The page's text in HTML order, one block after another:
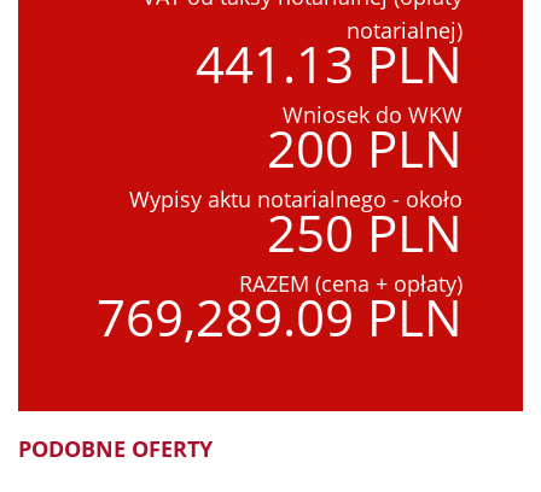
notarialnej)
441.13 PLN
Wniosek do WKW
200 PLN
Wypisy aktu notarialnego - około
250 PLN
RAZEM (cena + opłaty)
769,289.09 PLN
PODOBNE OFERTY